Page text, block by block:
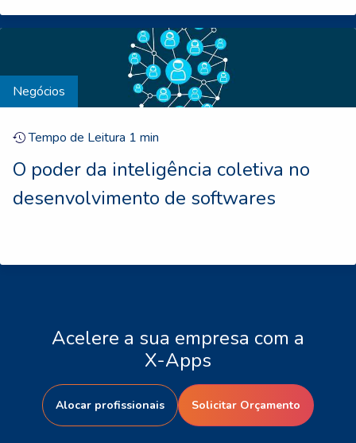
Negócios
Tempo de Leitura 1 min
O poder da inteligência coletiva no
desenvolvimento de softwares
Acelere a sua empresa com a
X-Apps
Alocar profissionais Solicitar Orçamento